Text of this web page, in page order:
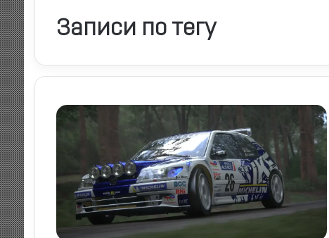
Записи по тегу